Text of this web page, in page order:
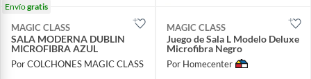
Envíogratis
MAGIC CLASS
SALA MODERNA DUBLIN
MICROFIBRA AZUL
Por COLCHONES MAGIC CLASS
MAGIC CLASS
Juego de Sala L Modelo Deluxe
Microfibra Negro
Por Homecenter